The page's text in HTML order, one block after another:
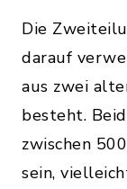
Die
darauf
aus zwei
besteht.
zwischen
sein,